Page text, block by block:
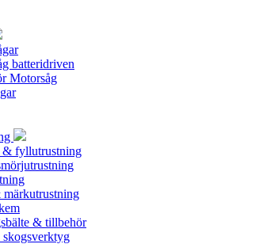
batteridriven
Motorsåg
& fyllutrustning
& tillbehör